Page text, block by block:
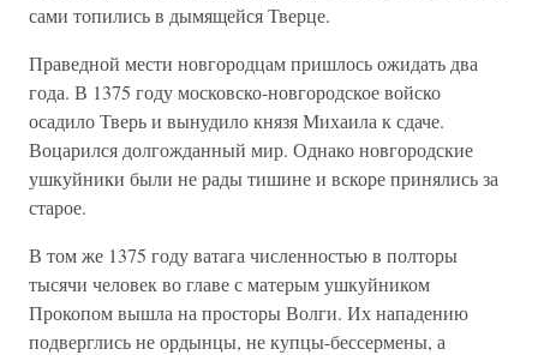
сами топились в дымящейся Тверце.
Праведной мести новгородцам пришлось ожидать два
года. В 1375 году московско-новгородское войско
осадило Тверь и вынудило князя Михаила к сдаче.
Воцарился долгожданный мир. Однако новгородские
ушкуйники были не рады тишине и вскоре принялись за
старое.
В том же 1375 году ватага численностью в полторы
тысячи человек во главе с матерым ушкуйником
Прокопом вышла на просторы Волги. Их нападению
подверглись не ордынцы, не купцы-бессермены, а